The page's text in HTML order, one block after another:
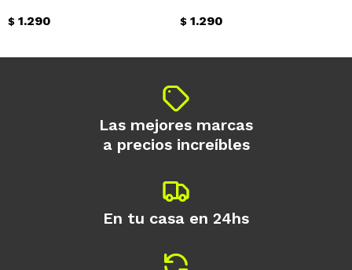
$ 1.290 $ 1.290
Las mejores marcas
a precios increíbles
En tu casa en 24hs